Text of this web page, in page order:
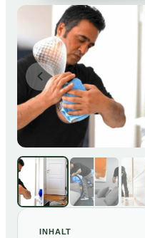
INHALT